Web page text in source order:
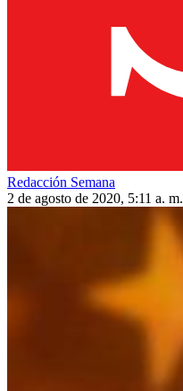
Redacción Semana
2 de agosto de 2020, 5:11 a. m.